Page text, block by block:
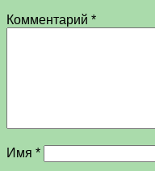
Комментарий *
Имя *